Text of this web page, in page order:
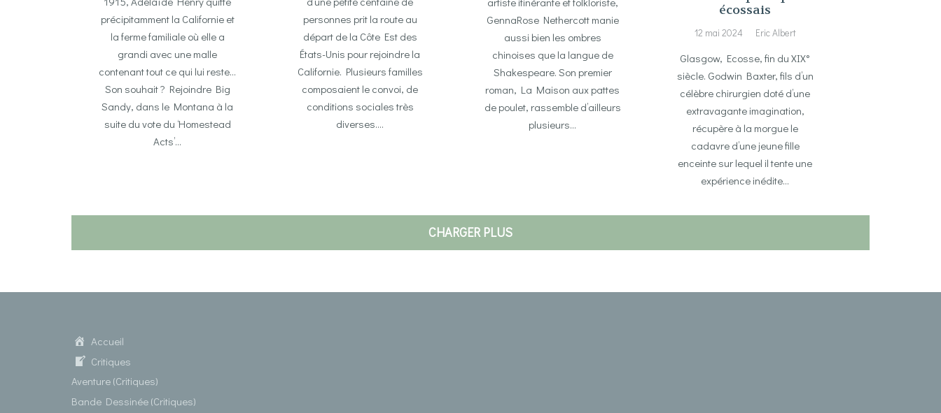
précipitamment la Californie et
la ferme familiale où elle a
grandi avec une malle
contenant tout ce qui lui reste…
Son souhait ? Rejoindre Big
Sandy, dans le Montana à la
suite du vote du ‘Homestead
Acts’…
personnes prit la route au
départ de la Côte Est des
États-Unis pour rejoindre la
Californie. Plusieurs familles
composaient le convoi, de
conditions sociales très
diverses….
GennaRose Nethercott manie
aussi bien les ombres
chinoises que la langue de
Shakespeare. Son premier
roman, La Maison aux pattes
de poulet, rassemble d’ailleurs
plusieurs…
écossais
12 mai 2024 Eric Albert
Glasgow, Ecosse, fin du XIX°
siècle. Godwin Baxter, fils d’un
célèbre chirurgien doté d’une
extravagante imagination,
récupère à la morgue le
cadavre d’une jeune fille
enceinte sur lequel il tente une
expérience inédite…
CHARGER PLUS
Accueil
Critiques
Aventure (Critiques)
Bande Dessinée (Critiques)